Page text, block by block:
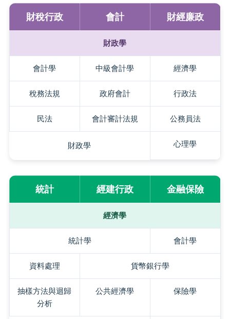
財稅行政 會計 財經廉政
財政學
會計學 中級會計學 經濟學
稅務法規 政府會計 行政法
民法 會計審計法規 公務員法
財政學 心理學
統計 經建行政 金融保險
經濟學
統計學 會計學
資料處理 貨幣銀行學
抽樣方法與迴歸
分析
公共經濟學 保險學